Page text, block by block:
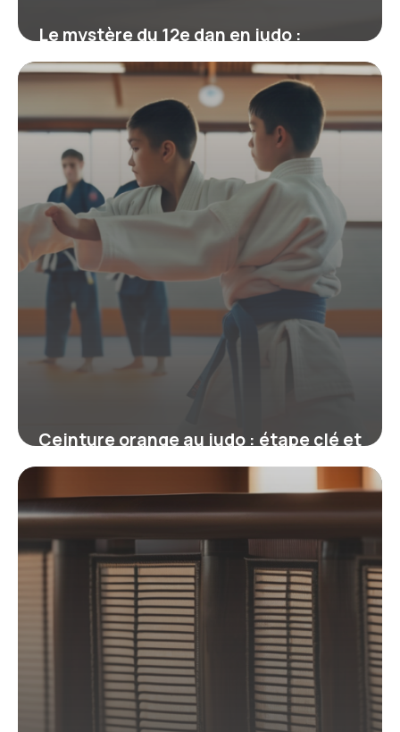
Le mystère du 12e dan en judo :
mythe, réalité et héritage de Jigoro
Kano
19 juin 2026
Ceinture orange au judo : étape clé et
exigences pour progresser
19 juin 2026